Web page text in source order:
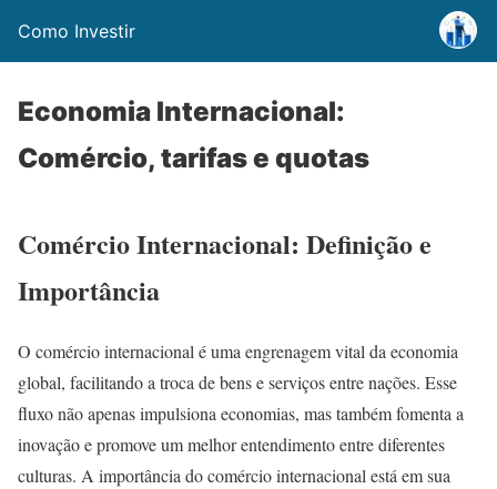
Como Investir
Economia Internacional:
Comércio, tarifas e quotas
Comércio Internacional: Definição e
Importância
O comércio internacional é uma engrenagem vital da economia
global, facilitando a troca de bens e serviços entre nações. Esse
fluxo não apenas impulsiona economias, mas também fomenta a
inovação e promove um melhor entendimento entre diferentes
culturas. A importância do comércio internacional está em sua